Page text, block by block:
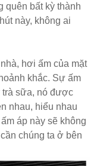
quên bất kỳ thành
này, không ai
hơi ấm của mặt
khắc. Sự ấm
trà sữa, nó được
nhau, hiểu nhau
áp này sẽ không
chúng ta ở bên